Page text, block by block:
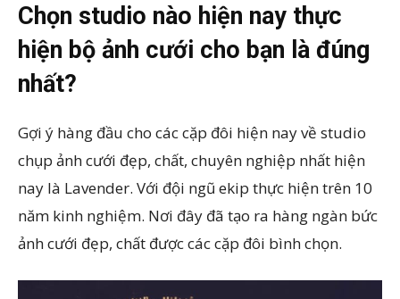
Chọn studio nào hiện nay thực
hiện bộ ảnh cưới cho bạn là đúng
nhất?
Gợi ý hàng đầu cho các cặp đôi hiện nay về studio
chụp ảnh cưới đẹp, chất, chuyên nghiệp nhất hiện
nay là Lavender. Với đội ngũ ekip thực hiện trên 10
năm kinh nghiệm. Nơi đây đã tạo ra hàng ngàn bức
ảnh cưới đẹp, chất được các cặp đôi bình chọn.